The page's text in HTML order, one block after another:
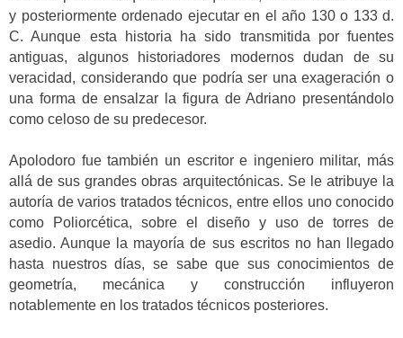
y posteriormente ordenado ejecutar en el año 130 o 133 d.
C. Aunque esta historia ha sido transmitida por fuentes
antiguas, algunos historiadores modernos dudan de su
veracidad, considerando que podría ser una exageración o
una forma de ensalzar la figura de Adriano presentándolo
como celoso de su predecesor.
Apolodoro fue también un escritor e ingeniero militar, más
allá de sus grandes obras arquitectónicas. Se le atribuye la
autoría de varios tratados técnicos, entre ellos uno conocido
como Poliorcética, sobre el diseño y uso de torres de
asedio. Aunque la mayoría de sus escritos no han llegado
hasta nuestros días, se sabe que sus conocimientos de
geometría, mecánica y construcción influyeron
notablemente en los tratados técnicos posteriores.